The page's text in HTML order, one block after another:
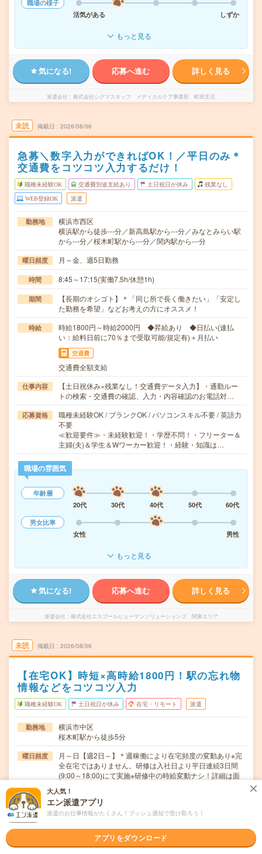
職場の様子
活気がある
しずか
もっと見る
気になる! 応募へ進む 詳しく見る
派遣会社 株式会社シグマスタッフ メディカルケア事業部 町田支店
未読 掲載日 2026/08/06
急募＼数字入力ができればOK！／平日のみ＊
交通費をコツコツ入力するだけ！
職種未経験OK 交通費別途支給あり 土日祝日が休み 残業なし
WEB登録OK 派遣
勤務地
横浜市西区
横浜駅から徒歩---分／新高島駅から---分／みなとみらい駅
から---分／桜木町駅から---分／関内駅から---分
曜日頻度 月～金、週5日勤務
時間 8:45～17:15(実働7.5h/休憩1h)
期間
【長期のオシゴト】＊「同じ所で長く働きたい」「安定し
た勤務を希望」などお考えの方にオススメ！
時給
時給1800円～時給2000円 ◆昇給あり ◆日払い(速払
い：給料日前に70％まで受取可能/規定有)＋月払い
交通費
交通費全額支給
仕事内容
【土日祝休み×残業なし！交通費データ入力】・通勤ルー
トの検索・交通費の確認、入力・内容確認のお電話対…
応募資格
職種未経験OK / ブランクOK / パソコンスキル不要 / 英語力
不要
≪歓迎要件≫・未経験歓迎！・学歴不問！・フリーター＆
主婦(夫)＆学生＆Wワーカー歓迎！・経験・知識は…
職場の雰囲気
年齢層
20代
30代 40代 50代
60代
男女比率
女性
男性
もっと見る
気になる! 応募へ進む 詳しく見る
派遣会社 株式会社エスプールヒューマンソリューションズ 関東エリア
未読 掲載日 2026/08/06
【在宅OK】時短×高時給1800円！駅の忘れ物
情報などをコツコツ入力
職種未経験OK 土日祝日が休み 在宅・リモート 派遣
勤務地
横浜市中区
桜木町駅から徒歩5分
曜日頻度
月～日【週2日～】＊週稼働により在宅頻度の変動あり※完
全在宅ではありません。研修は入社日より平日連続3日間
(9:00～18:00)にて実施※研修中の時給変動ナシ！詳細は面
時間
9:00～21:00【1日5時間以上】例）9:00～18:00/10:00～
19:00など
即日～短期も長期もOK！すぐ働きたい方も！就業スタート
日ご相談ください！※単発のお仕事ではありません
大人気！
エン派遣アプリ
派遣のお仕事情報がたくさん！プッシュ通知で受け取ろう！
アプリをダウンロード